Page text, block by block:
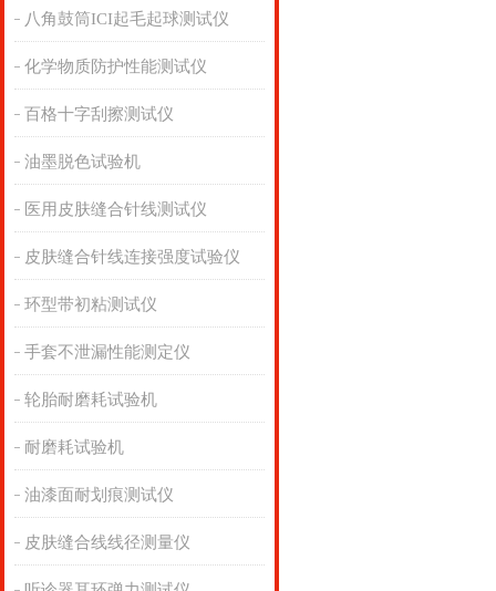
八角鼓筒ICI起毛起球测试仪
化学物质防护性能测试仪
百格十字刮擦测试仪
油墨脱色试验机
医用皮肤缝合针线测试仪
皮肤缝合针线连接强度试验仪
环型带初粘测试仪
手套不泄漏性能测定仪
轮胎耐磨耗试验机
耐磨耗试验机
油漆面耐划痕测试仪
皮肤缝合线线径测量仪